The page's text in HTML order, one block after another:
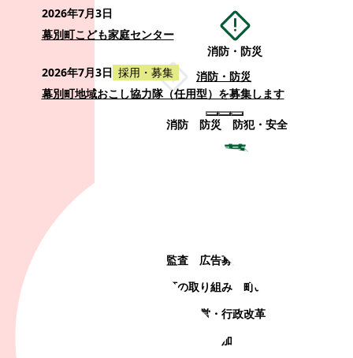
消防・防災
消防・防災
消防 防災 防犯・安全
監査 広告募集
町の取り組み
町の概要
町政運営・行政改革
町政への参加
2026年7月3日
幕別町こども家庭センター
2026年7月3日 採用・募集
幕別町地域おこし協力隊（任用型）を募集します